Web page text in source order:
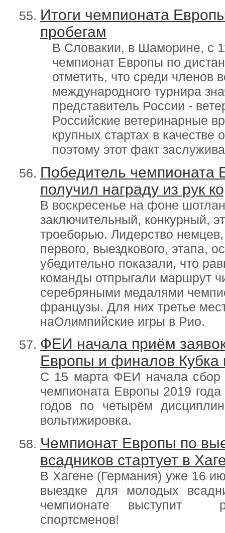
Итоги чемпионата
пробегам
В Словакии, в Шаморине, с
чемпионат Европы по
отметить, что среди членов
международного турнира
представитель России -
Российские ветеринарные
крупных стартах в
поэтому этот факт
Победитель чемпионата
получил награду из рук
В воскресенье на фоне
заключительный, конкурный,
троеборью. Лидерство
первого, выездкового, этапа,
убедительно показали, что
команды отпрыгали маршрут
серебряными медалями
французы. Для них третье
наОлимпийские игры в Рио.
ФЕИ начала приём
Европы и финалов Кубка
C 15 марта ФЕИ начала сбор
чемпионата Европы 2019
годов по четырём
вольтижировка.
Чемпионат Европы по
всадников стартует в
В Хагене (Германия) уже 16
выездке для молодых
чемпионате выступит
спортсменов!